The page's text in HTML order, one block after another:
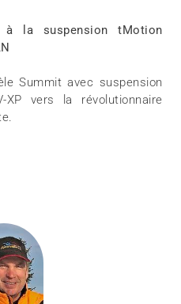
à la suspension tMotion
Summit avec suspension
XP vers la révolutionnaire